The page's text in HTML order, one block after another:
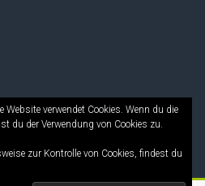
Website verwendet Cookies. Wenn du die
du der Verwendung von Cookies zu.
zur Kontrolle von Cookies, findest du